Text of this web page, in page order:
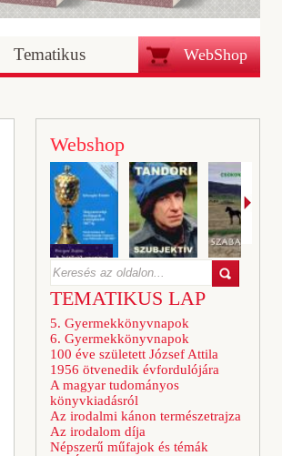
WebShop
Tematikus
Webshop
TEMATIKUS LAP
5. Gyermekkönyvnapok
6. Gyermekkönyvnapok
100 éve született József Attila
1956 ötvenedik évfordulójára
A magyar tudományos
könyvkiadásról
Az irodalmi kánon természetrajza
Az irodalom díja
Népszerű műfajok és témák